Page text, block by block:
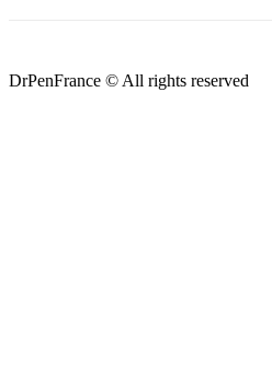
DrPenFrance © All rights reserved